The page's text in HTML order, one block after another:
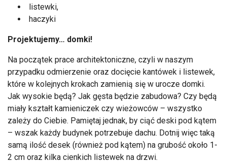
listewki,
haczyki
Projektujemy… domki!
Na początek prace architektoniczne, czyli w naszym
przypadku odmierzenie oraz docięcie kantówek i listewek,
które w kolejnych krokach zamienią się w urocze domki.
Jak wysokie będą? Jak gęsta będzie zabudowa? Czy będą
miały kształt kamieniczek czy wieżowców – wszystko
zależy do Ciebie. Pamiętaj jednak, by ciąć deski pod kątem
– wszak każdy budynek potrzebuje dachu. Dotnij więc taką
samą ilość desek (również pod kątem) na grubość około 1-
2 cm oraz kilka cienkich listewek na drzwi.